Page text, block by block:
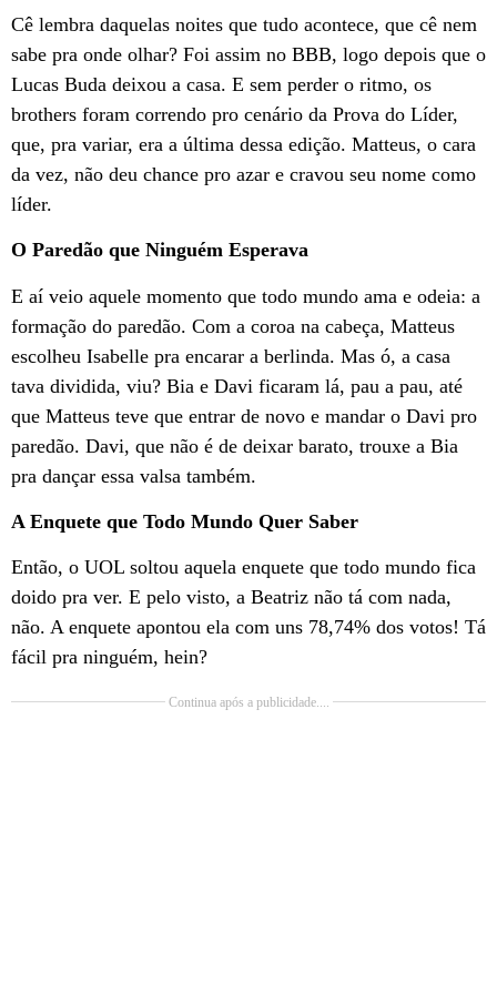
Cê lembra daquelas noites que tudo acontece, que cê nem
sabe pra onde olhar? Foi assim no BBB, logo depois que o
Lucas Buda deixou a casa. E sem perder o ritmo, os
brothers foram correndo pro cenário da Prova do Líder,
que, pra variar, era a última dessa edição. Matteus, o cara
da vez, não deu chance pro azar e cravou seu nome como
líder.
O Paredão que Ninguém Esperava
E aí veio aquele momento que todo mundo ama e odeia: a
formação do paredão. Com a coroa na cabeça, Matteus
escolheu Isabelle pra encarar a berlinda. Mas ó, a casa
tava dividida, viu? Bia e Davi ficaram lá, pau a pau, até
que Matteus teve que entrar de novo e mandar o Davi pro
paredão. Davi, que não é de deixar barato, trouxe a Bia
pra dançar essa valsa também.
A Enquete que Todo Mundo Quer Saber
Então, o UOL soltou aquela enquete que todo mundo fica
doido pra ver. E pelo visto, a Beatriz não tá com nada,
não. A enquete apontou ela com uns 78,74% dos votos! Tá
fácil pra ninguém, hein?
Continua após a publicidade....